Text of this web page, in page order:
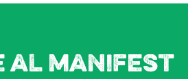
al manifest